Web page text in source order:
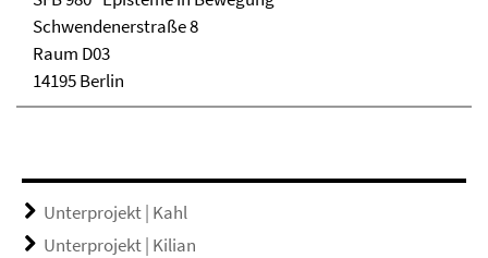
Schwendenerstraße 8
Raum D03
14195 Berlin
Unterprojekt | Kahl
Unterprojekt | Kilian